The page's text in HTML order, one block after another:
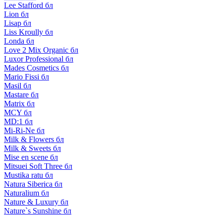
Lee Stafford бл
Lion бл
Lisap бл
Liss Kroully бл
Londa бл
Love 2 Mix Organic бл
Luxor Professional бл
Mades Cosmetics бл
Mario Fissi бл
Masil бл
Mastare бл
Matrix бл
MCY бл
MD:1 бл
Mi-Ri-Ne бл
Milk & Flowers бл
Milk & Sweets бл
Mise en scene бл
Mitsuei Soft Three бл
Mustika ratu бл
Natura Siberica бл
Naturalium бл
Nature & Luxury бл
Nature`s Sunshine бл